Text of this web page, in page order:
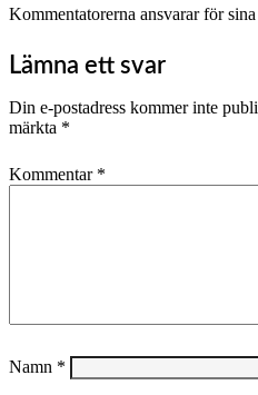
Kommentatorerna ansvarar för
Lämna ett svar
Din e-postadress kommer inte
märkta *
Kommentar *
Namn *